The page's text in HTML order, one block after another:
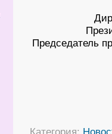
Председатель
Категория: